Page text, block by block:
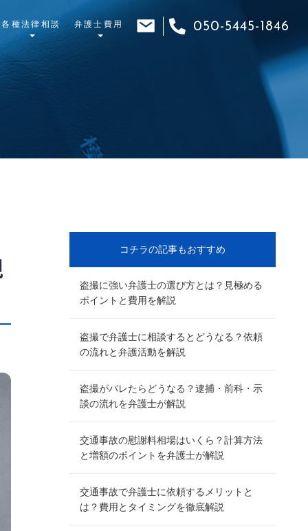
各種法律相談 弁護士費用 050-5445-1846
コチラの記事もおすすめ
盗撮に強い弁護士の選び方とは？見極める
ポイントと費用を解説
盗撮で弁護士に相談するとどうなる？依頼
の流れと弁護活動を解説
盗撮がバレたらどうなる？逮捕・前科・示
談の流れを弁護士が解説
交通事故の慰謝料相場はいくら？計算方法
と増額のポイントを弁護士が解説
交通事故で弁護士に依頼するメリットと
は？費用とタイミングを徹底解説